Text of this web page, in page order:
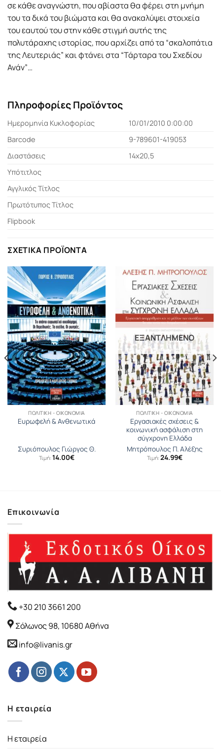
σε κάθε αναγνώστη, που αβίαστα θα φέρει στη μνήμη
του τα δικά του βιώματα και θα ανακαλύψει στοιχεία
του εαυτού του στην κάθε στιγμή αυτής της
πολυτάραχης ιστορίας, που αρχίζει από τα “σκαλοπάτια
της Λευτεριάς” και φτάνει στα “Τάρταρα του Σχεδίου
Ανάν”…
Πληροφορίες Προϊόντος
Ημερομηνία Κυκλοφορίας
10/01/2010 0:00:00
Barcode
9-789601-419053
Διαστάσεις
14x20,5
Υπότιτλος
Αγγλικός Τίτλος
Πρωτότυπος Τίτλος
Flipbook
ΣΧΕΤΙΚΆ ΠΡΟΪΌΝΤΑ
ΠΟΛΙΤΙΚΉ - ΟΙΚΟΝΟΜΊΑ
Ευρωφελή & Ανθενωτικά
Συριόπουλος Γιώργος Θ.
Τιμή: 14.00€
ΕΞΑΝΤΛΗΜΈΝΟ
ΠΟΛΙΤΙΚΉ - ΟΙΚΟΝΟΜΊΑ
Εργασιακές σχέσεις &
κοινωνική ασφάλιση στη
σύγχρονη Ελλάδα
Μητρόπουλος Π. Αλέξης
Τιμή: 24.99€
Επικοινωνία
+30 210 3661 200
Σόλωνος 98, 10680 Αθήνα
info@livanis.gr
Η εταιρεία
Η εταιρεία